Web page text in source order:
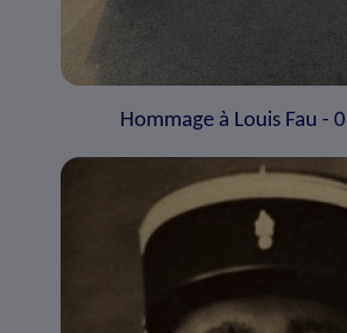
Hommage à Louis Fau -